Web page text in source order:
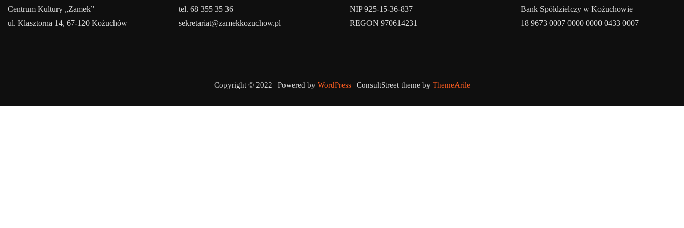
Centrum Kultury „Zamek”
ul. Klasztorna 14, 67-120 Kożuchów
tel. 68 355 35 36
sekretariat@zamekkozuchow.pl
NIP 925-15-36-837
REGON 970614231
Bank Spółdzielczy w Kożuchowie
18 9673 0007 0000 0000 0433 0007
Copyright © 2022 | Powered by WordPress | ConsultStreet theme by ThemeArile